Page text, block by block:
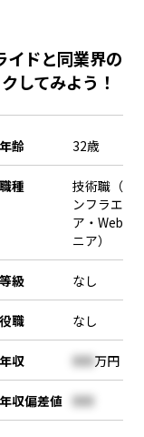
イドと同業界の
してみよう！
年齢 32歳
職種
技術職（SE
ンフラエン
ア・Webエ
ニア）
等級 なし
役職 なし
年収 000万円
年収偏差値 000